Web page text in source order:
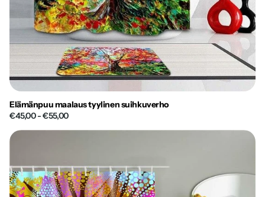
Elämänpuu maalaus tyylinen suihkuverho
€45,00- €55,00